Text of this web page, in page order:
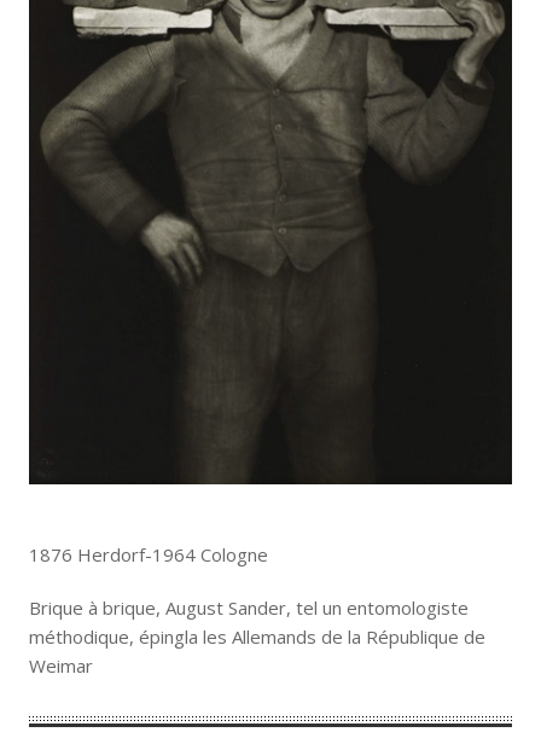
1876 Herdorf-1964 Cologne
Brique à brique, August Sander, tel un entomologiste
méthodique, épingla les Allemands de la République de
Weimar